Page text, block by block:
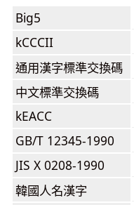
Big5
kCCCII
通用漢字標準交換碼
中文標準交換碼
kEACC
GB/T 12345-1990
JIS X 0208-1990
韓國人名漢字